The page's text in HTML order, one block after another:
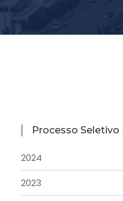
Processo Seletivo
2024
2023